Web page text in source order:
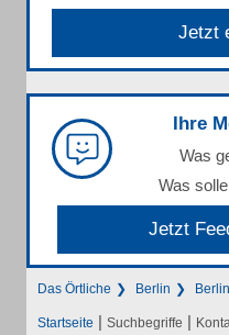
Jetzt
Ihre
Was
Was
Jetzt
Das Örtliche Berlin Berlin
Startseite | Suchbegriffe |